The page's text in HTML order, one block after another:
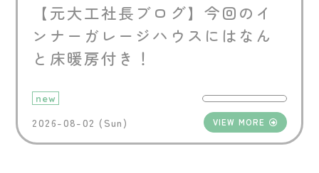
【元大工社長ブログ】今回のイ
ンナーガレージハウスにはなん
と床暖房付き！
new
2026-08-02 (Sun) VIEW MORE